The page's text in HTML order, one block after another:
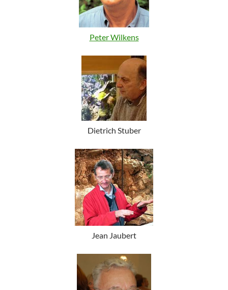
Peter Wilkens
Dietrich Stuber
Jean Jaubert